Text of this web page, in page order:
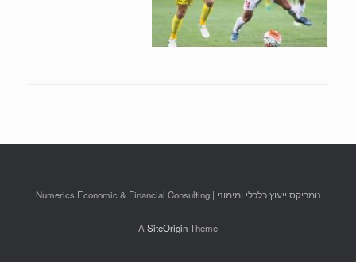
נומריקס ייעוץ כלכלי ומימוני | Numerics Economic & Financial Consulting
A SiteOriginTheme